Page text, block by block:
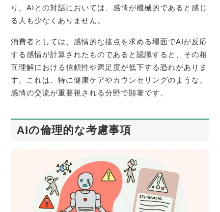
り、AIとの対話においては、感情が機械的であると感じ
る人も少なくありません。
消費者としては、感情的な接点を求める場面でAIが反応
する感情が計算されたものであると認識すると、その相
互理解における信頼性や満足度が低下する恐れがありま
す。これは、特に健康ケアやカウンセリングのような、
感情の交流が重要視される分野で顕著です。
AIの倫理的な考慮事項